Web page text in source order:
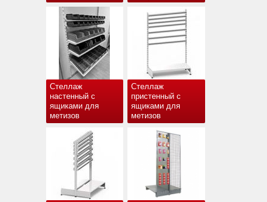
Стеллаж
настенный с
ящиками для
метизов
Стеллаж
пристенный с
ящиками для
метизов